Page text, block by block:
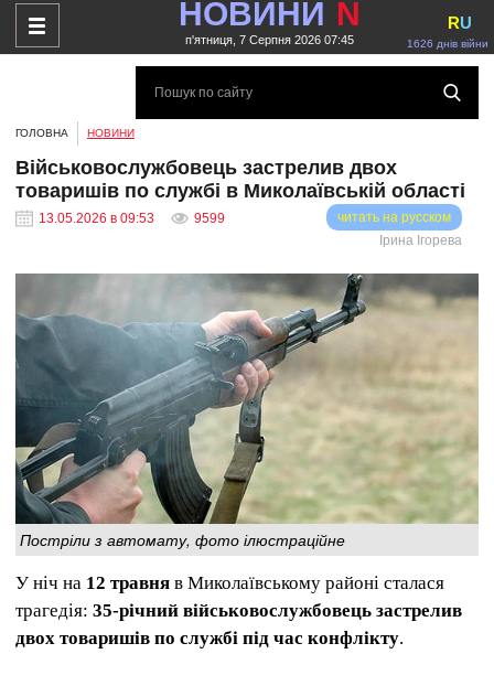
НОВИНИ N
п'ятниця, 7 Серпня 2026 07:45 1626 днів війни
RU
ГОЛОВНА НОВИНИ
Військовослужбовець застрелив двох
товаришів по службі в Миколаївській області
13.05.2026 в 09:53 9599
читать на русском
Ірина Ігорева
Постріли з автомату, фото ілюстраційне
У ніч на 12 травня в Миколаївському районі сталася
трагедія: 35-річний військовослужбовець застрелив
двох товаришів по службі під час конфлікту.